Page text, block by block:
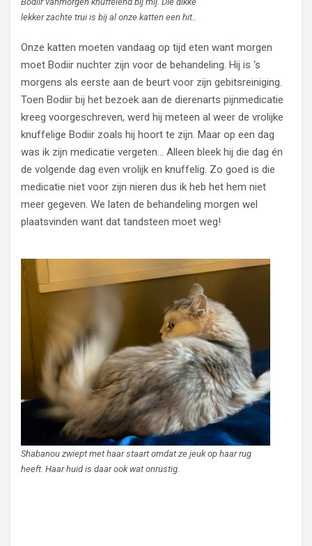
lekker zachte trui is bij al onze katten een hit..
Onze katten moeten vandaag op tijd eten want morgen
moet Bodiir nuchter zijn voor de behandeling. Hij is ‘s
morgens als eerste aan de beurt voor zijn gebitsreiniging.
Toen Bodiir bij het bezoek aan de dierenarts pijnmedicatie
kreeg voorgeschreven, werd hij meteen al weer de vrolijke
knuffelige Bodiir zoals hij hoort te zijn. Maar op een dag
was ik zijn medicatie vergeten… Alleen bleek hij die dag én
de volgende dag even vrolijk en knuffelig. Zo goed is die
medicatie niet voor zijn nieren dus ik heb het hem niet
meer gegeven. We laten de behandeling morgen wel
plaatsvinden want dat tandsteen moet weg!
Shabanou zwiept met haar staart omdat ze jeuk op haar rug
heeft. Haar huid is daar ook wat onrustig.